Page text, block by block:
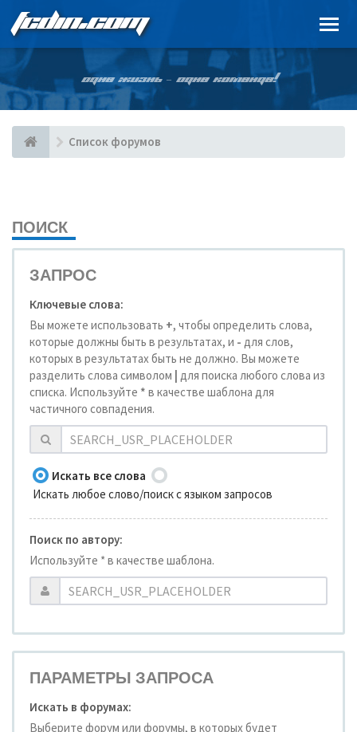
FCDIN.COM
ОДНА ЖИЗНЬ – ОДНА КОМАНДА!
Список форумов
ПОИСК
ЗАПРОС
Ключевые слова:
Вы можете использовать +, чтобы определить слова,
которые должны быть в результатах, и - для слов,
которых в результатах быть не должно. Вы можете
разделить слова символом | для поиска любого слова из
списка. Используйте * в качестве шаблона для
частичного совпадения.
Искать все слова
Искать любое слово/поиск с языком запросов
Поиск по автору:
Используйте * в качестве шаблона.
ПАРАМЕТРЫ ЗАПРОСА
Искать в форумах:
Выберите форум или форумы, в которых будет